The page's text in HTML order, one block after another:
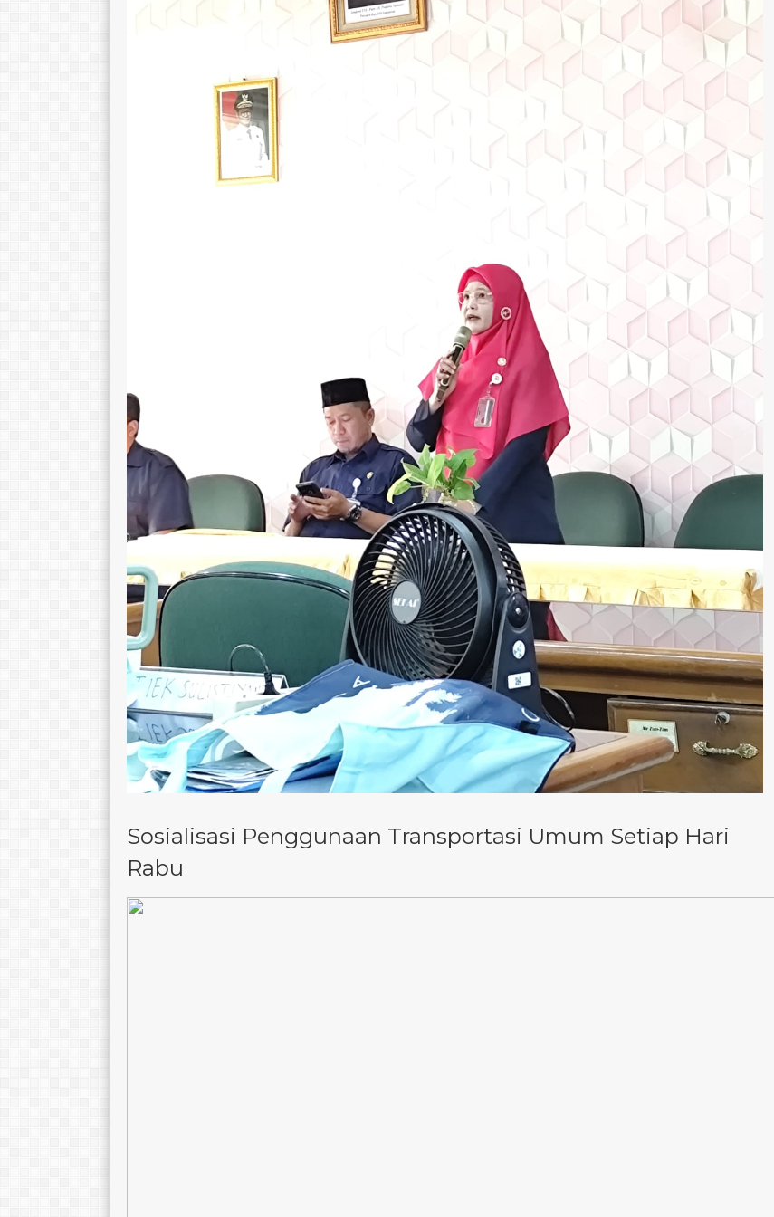
Sosialisasi Penggunaan Transportasi Umum Setiap Hari
Rabu